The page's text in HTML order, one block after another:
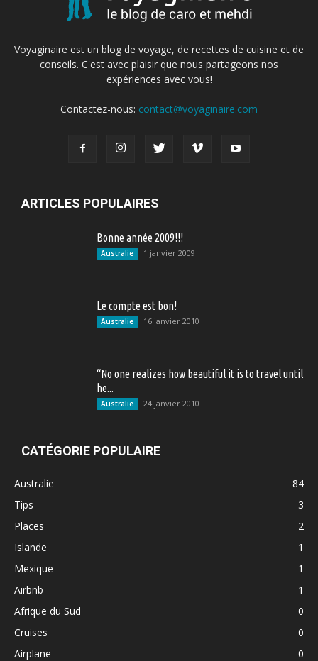
Voyaginaire est un blog de voyage, de recettes de cuisine et de
conseils. C'est avec plaisir que nous partageons nos
expériences avec vous!
Contactez-nous: contact@voyaginaire.com
ARTICLES POPULAIRES
Bonne année 2009!!!
Australie 1 janvier 2009
Le compte est bon!
Australie 16 janvier 2010
“No one realizes how beautiful it is to travel until
he...
Australie 24 janvier 2010
CATÉGORIE POPULAIRE
Australie
84
Tips
3
Places
2
Islande
1
Mexique
1
Airbnb
1
Afrique du Sud
0
Cruises
0
Airplane
0